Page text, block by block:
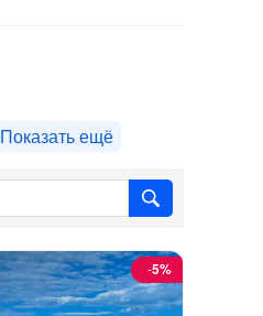
Показать ещё
-5%